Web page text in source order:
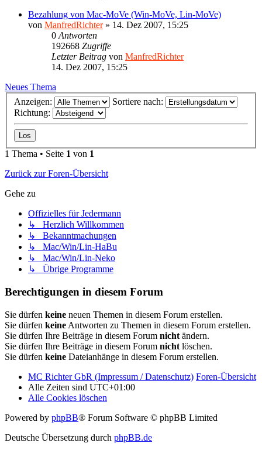
Bezahlung von Mac-MoVe (Win-MoVe, Lin-MoVe)
von ManfredRichter» 14. Dez 2007, 15:25
0 Antworten
192668 Zugriffe
Letzter Beitrag von ManfredRichter
14. Dez 2007, 15:25
Neues Thema
Anzeigen:
Sortiere nach:
Richtung:
1 Thema • Seite 1 von 1
Zurück zur Foren-Übersicht
Gehe zu
Offizielles für Jedermann
↳ Herzlich Willkommen
↳ Bekanntmachungen
↳ Mac/Win/Lin-HaBu
↳ Mac/Win/Lin-Neko
↳ Übrige Programme
Berechtigungen in diesem Forum
Sie dürfen keine neuen Themen in diesem Forum erstellen.
Sie dürfen keine Antworten zu Themen in diesem Forum erstellen.
Sie dürfen Ihre Beiträge in diesem Forum nicht ändern.
Sie dürfen Ihre Beiträge in diesem Forum nicht löschen.
Sie dürfen keine Dateianhänge in diesem Forum erstellen.
MC Richter GbR (Impressum / Datenschutz) Foren-Übersicht
Alle Zeiten sind UTC+01:00
Alle Cookies löschen
Powered by phpBB® Forum Software © phpBB Limited
Deutsche Übersetzung durch phpBB.de